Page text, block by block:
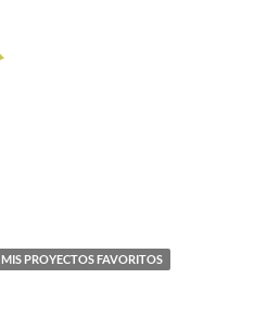
MIS PROYECTOS FAVORITOS